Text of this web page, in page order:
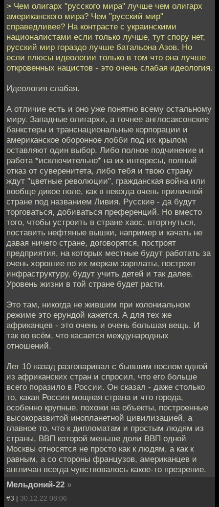
> Чем олигарх "русского мира" лучше чем олигарх
американского мира? Чем "русский мир"
справедливее? На контрасте с украинскими
националистами если только лучше, тут спору нет,
русский мир гораздо лучше батальона Азов. Но
если плюсы идеологии только в том что она лучше
откровенных нацистов - это очень слабая идеология.
Идеология слабая.
А отличие есть и оно уже понятно всему остальному
миру. Западные олигархи, а точнее англосаксонские
банкстеры и транснациональные корпорации и
американское оборонное лобби под их крылом
оставляют один выбор. Либо полное подчинение и
работа *исключительно* на их интересы, полный
отказ от суверенитета, либо тебя и твою страну
ждут "цветные революции", гражданская война или
вообще дикое поле, как в некогда очень приличной
стране под названием Ливия. Русские - да будут
торговаться, добиваться преференций. Но вместо
того, чтобы устроить в стране хаос, вторгнуться,
поставить нефтяные вышки, например и качать не
давая ничего стране, договорятся, построят
предприятия, на которых местные будут работать за
очень хорошие по их меркам зарплаты, построят
инфраструктуру, будут учить детей и так далее.
Уровень жизни в той стране будет расти.
Это там, никогда не жившим при колониальном
режиме это ерундой кажется. А для тех же
африканцев - это очень и очень большая вещь. И
так во всём, что касается международных
отношений.
Лет 10 назад разговаривал с бывшим послом одной
из африканских стран и спросил, что его больше
всего поразило в России. Он сказал - даже столько
то, какая Россия мощная страна и что города,
особенно крупные, похожи на объекты, построенные
высокоразвитой инопланетной цивилизацией, а
главное то, что к дипломатам и простым людям из
страны, ВВП которой меньше доли ВВП одной
Москвы относятся не просто как к людям, а как к
равным, а со стороны французов, американцев и
англичан всегда чувствовалось какое-то презрение.
Мельдоний-22 »
#3 | 30.12.22 08:06